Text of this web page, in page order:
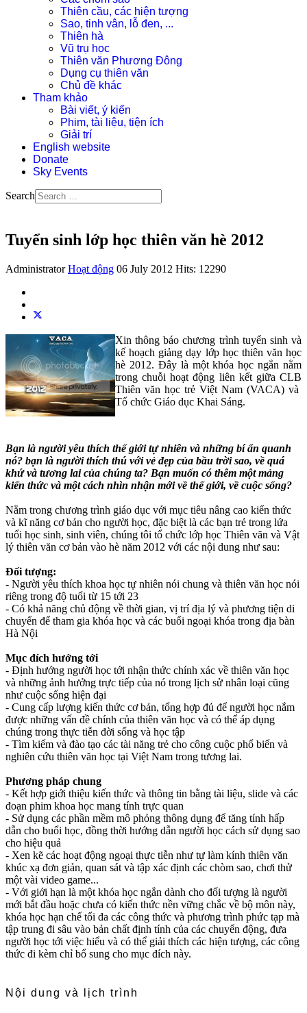
Thiên cầu, các hiện tượng
Sao, tinh vân, lỗ đen, ...
Thiên hà
Vũ trụ học
Thiên văn Phương Đông
Dụng cụ thiên văn
Chủ đề khác
Tham khảo
Bài viết, ý kiến
Phim, tài liệu, tiện ích
Giải trí
English website
Donate
Sky Events
Search
Tuyển sinh lớp học thiên văn hè 2012
Administrator Hoạt động 06 July 2012 Hits: 12290
Xin thông báo chương trình tuyển sinh và
kế hoạch giảng dạy lớp học thiên văn học
hè 2012. Đây là một khóa học ngắn nằm
trong chuỗi hoạt động liên kết giữa CLB
Thiên văn học trẻ Việt Nam (VACA) và
Tổ chức Giáo dục Khai Sáng.
Bạn là người yêu thích thế giới tự nhiên và những bí ẩn quanh
nó? bạn là người thích thú với vẻ đẹp của bầu trời sao, về quá
khứ và tương lai của chúng ta? Bạn muốn có thêm một mảng
kiến thức và một cách nhìn nhận mới về thế giới, về cuộc sống?
Nằm trong chương trình giáo dục với mục tiêu nâng cao kiến thức
và kĩ năng cơ bản cho người học, đặc biệt là các bạn trẻ trong lứa
tuổi học sinh, sinh viên, chúng tôi tổ chức lớp học Thiên văn và Vật
lý thiên văn cơ bản vào hè năm 2012 với các nội dung như sau:
Đối tượng:
- Người yêu thích khoa học tự nhiên nói chung và thiên văn học nói
riêng trong độ tuổi từ 15 tới 23
- Có khả năng chủ động về thời gian, vị trí địa lý và phương tiện di
chuyển để tham gia khóa học và các buổi ngoại khóa trong địa bàn
Hà Nội
Mục đích hướng tới
- Định hướng người học tới nhận thức chính xác về thiên văn học
và những ảnh hưởng trực tiếp của nó trong lịch sử nhân loại cũng
như cuộc sống hiện đại
- Cung cấp lượng kiến thức cơ bản, tổng hợp đủ để người học nắm
được những vấn đề chính của thiên văn học và có thể áp dụng
chúng trong thực tiễn đời sống và học tập
- Tìm kiếm và đào tạo các tài năng trẻ cho công cuộc phổ biến và
nghiên cứu thiên văn học tại Việt Nam trong tương lai.
Phương pháp chung
- Kết hợp giới thiệu kiến thức và thông tin bằng tài liệu, slide và các
đoạn phim khoa học mang tính trực quan
- Sử dụng các phần mềm mô phỏng thông dụng để tăng tính hấp
dẫn cho buổi học, đồng thời hướng dẫn người học cách sử dụng sao
cho hiệu quả
- Xen kẽ các hoạt động ngoại thực tiễn như tự làm kính thiên văn
khúc xạ đơn giản, quan sát và tập xác định các chòm sao, chơi thử
một vài video game...
- Với giới hạn là một khóa học ngắn dành cho đối tượng là người
mới bắt đầu hoặc chưa có kiến thức nền vững chắc về bộ môn này,
khóa học hạn chế tối đa các công thức và phương trình phức tạp mà
tập trung đi sâu vào bản chất định tính của các chuyển động, đưa
người học tới việc hiểu và có thể giải thích các hiện tượng, các công
thức đi kèm chỉ bổ sung cho mục đích này.
Nội dung và lịch trình